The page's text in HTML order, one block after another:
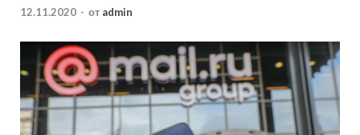
12.11.2020 - от admin